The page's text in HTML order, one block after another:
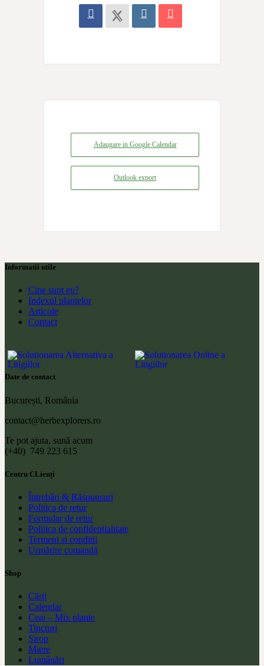
Adaugare in Google Calendar
Outlook export
Informatii utile
Cine sunt eu?
Indexul plantelor
Articole
Contact
Date de contact
București, România
contact@herbexplorers.ro
Te pot ajuta, sună acum
(+40) 749 223 615
Centru CLienți
Întrebări & Răspunsuri
Politica de retur
Formular de retur
Politica de confidentialitate
Termeni si conditii
Urmărire comandă
Shop
Cărți
Calendar
Ceai – Mix plante
Tincturi
Sirop
Miere
Lumânări